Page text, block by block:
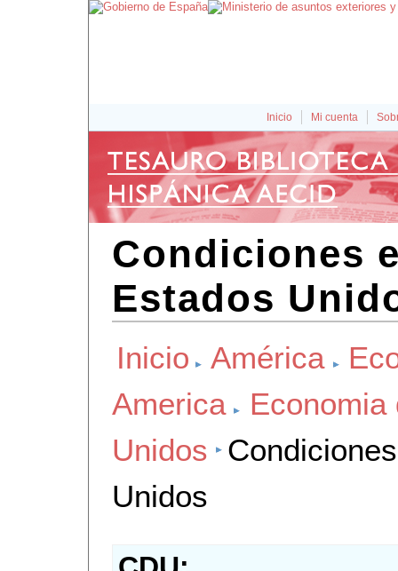
Inicio Mi cuenta
Condiciones
Estados
Inicio América
America
Economia
Unidos
Unidos